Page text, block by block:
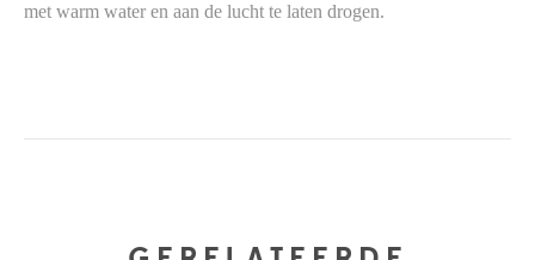
met warm water en aan de lucht te laten drogen.